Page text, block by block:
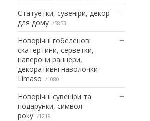
Статуетки, сувеніри, декор
для дому
5853
Новорічні гобеленові
скатертини, серветки,
наперони раннери,
декоративні наволочки
Limaso
1080
Новорічні сувеніри та
подарунки, символ
року
1219